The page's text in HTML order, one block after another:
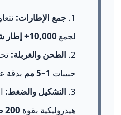
جمع الإطارات:
لجمع 10,000+ إطار شهريًا
الطحن والغربلة:
حبيبات 1–5 مم
بدقة
التشكيل والضغط:
هيدروليكية بقوة 200 طن/م²